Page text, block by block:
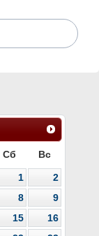
Сб Вс
1
2
8
9
15
16